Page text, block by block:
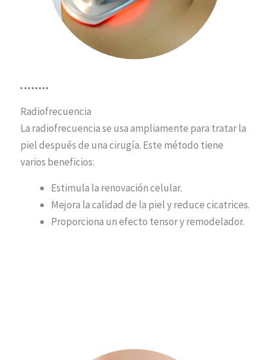
Radiofrecuencia
La radiofrecuencia se usa ampliamente para tratar la
piel después de una cirugía. Este método tiene
varios beneficios:
Estimula la renovación celular.
Mejora la calidad de la piel y reduce cicatrices.
Proporciona un efecto tensor y remodelador.